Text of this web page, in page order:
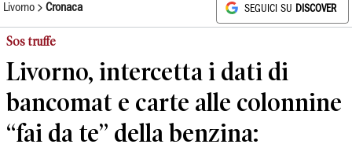
Livorno Cronaca SEGUICI SU DISCOVER
Sos truffe
Livorno, intercetta i dati di
bancomat e carte alle colonnine
“fai da te” della benzina: